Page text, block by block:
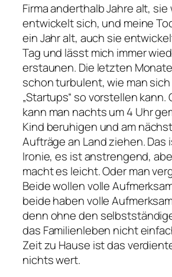
Firma anderthalb Jahre alt,
entwickelt sich, und meine
ein Jahr alt, auch sie
Tag und lässt mich immer
erstaunen. Die letzten
schon turbulent, wie man
„Startups“ so vorstellen kann.
kann man nachts um 4 Uhr
Kind beruhigen und am
Aufträge an Land ziehen. Das
Ironie, es ist anstrengend,
macht es leicht. Oder man
Beide wollen volle
beide haben volle
denn ohne den
das Familienleben nicht
Zeit zu Hause ist das
nichts wert.